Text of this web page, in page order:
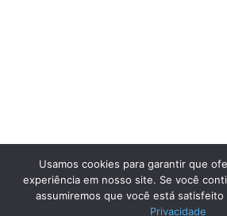
Usamos cookies para garantir que
experiência em nosso site. Se você
assumiremos que você está satisfeito
Privacidade